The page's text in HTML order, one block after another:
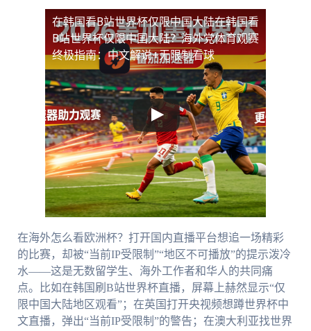
在韩国看B站世界杯仅限中国大陆在韩国看
B站世界杯仅限中国大陆？海外党体育观赛
终极指南：中文解说+无限制看球
在海外怎么看欧洲杯？打开国内直播平台想追一场精彩
的比赛，却被“当前IP受限制”“地区不可播放”的提示泼冷
水——这是无数留学生、海外工作者和华人的共同痛
点。比如在韩国刷B站世界杯直播，屏幕上赫然显示“仅
限中国大陆地区观看”；在英国打开央视频想蹲世界杯中
文直播，弹出“当前IP受限制”的警告；在澳大利亚找世界